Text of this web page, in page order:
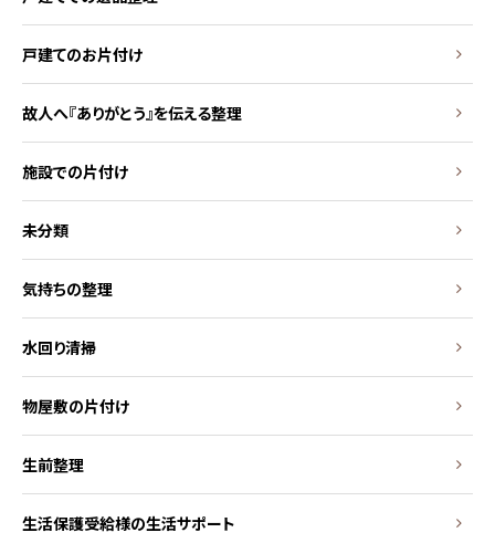
戸建てのお片付け
故人へ『ありがとう』を伝える整理
施設での片付け
未分類
気持ちの整理
水回り清掃
物屋敷の片付け
生前整理
生活保護受給様の生活サポート